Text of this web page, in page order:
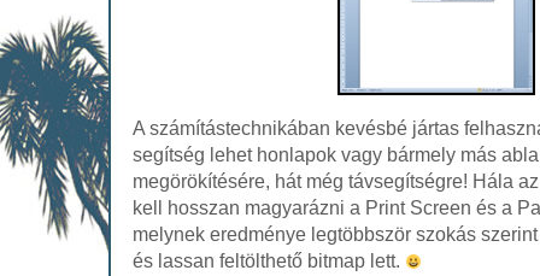
A számítástechnikában kevésbé jártas
segítség lehet honlapok vagy bármely más
megörökítésére, hát még távsegítségre! Hála
kell hosszan magyarázni a Print Screen és a
melynek eredménye legtöbbször szokás
és lassan feltölthető bitmap lett.